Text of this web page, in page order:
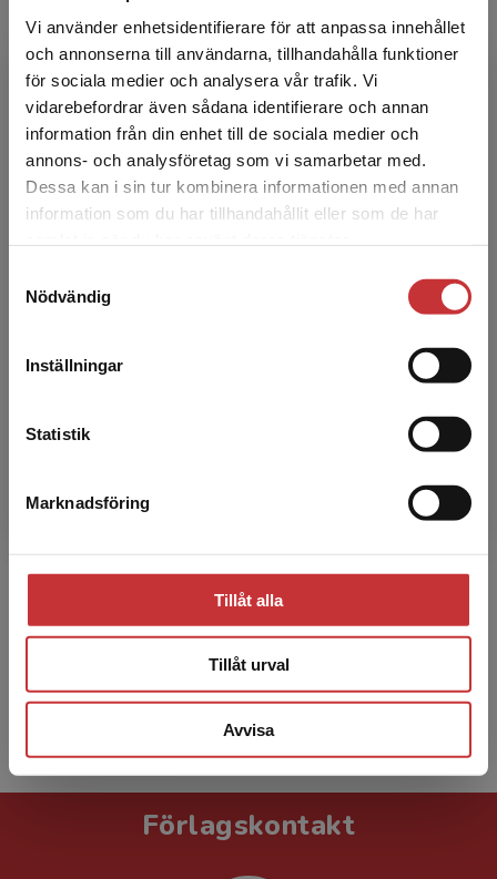
Vi använder enhetsidentifierare för att anpassa innehållet
och annonserna till användarna, tillhandahålla funktioner
för sociala medier och analysera vår trafik. Vi
vidarebefordrar även sådana identifierare och annan
information från din enhet till de sociala medier och
annons- och analysföretag som vi samarbetar med.
Dessa kan i sin tur kombinera informationen med annan
information som du har tillhandahållit eller som de har
Nödvändig
Inställningar
Statistik
Marknadsföring
Tillåt alla
Tillåt urval
Avvisa
Begränsad fraktregion
Det verkar som att du besöker
studentlitteratur.se via en enhet utanför Sverige.
Vi erbjuder inte leveranser utanför Sverige. För
att kunna slutföra ett köp måste
Maria Fridefors
Maria Fridefors är leg. lärare i bland annat
Företagsekonomi och Juridik och verksam som
gymnasielärare på Malmö Borgarskola. Hon har
även lång erf...
Gunvor Sonnby-Lindgren
Förlagskontakt